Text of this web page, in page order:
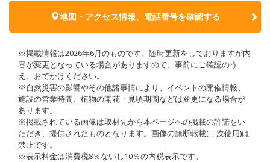
地図・アクセス情報、電話番号を確認する
※掲載情報は2026年6月のものです。随時更新をしておりますが内
容が変更となっている場合がありますので、事前にご確認のう
え、おでかけください。
※自然災害の影響やその他諸事情により、イベントの開催情報、
施設の営業時間、植物の開花・見頃期間などは変更になる場合が
あります。
※掲載されている画像は取材先から本ページへの掲載の許諾をい
ただき、提供されたものとなります。画像の無断転載(二次使用)は
禁止です。
※表示料金は消費税8％ないし10％の内税表示です。